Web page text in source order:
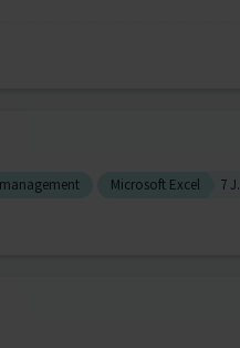
Microsoft Excel 7 J.